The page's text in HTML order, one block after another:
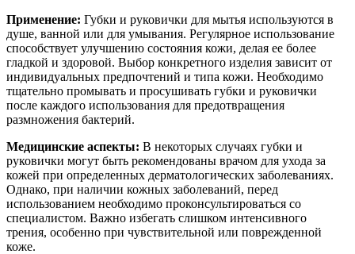
Применение: Губки и руковички для мытья используются в
душе, ванной или для умывания. Регулярное использование
способствует улучшению состояния кожи, делая ее более
гладкой и здоровой. Выбор конкретного изделия зависит от
индивидуальных предпочтений и типа кожи. Необходимо
тщательно промывать и просушивать губки и руковички
после каждого использования для предотвращения
размножения бактерий.
Медицинские аспекты: В некоторых случаях губки и
руковички могут быть рекомендованы врачом для ухода за
кожей при определенных дерматологических заболеваниях.
Однако, при наличии кожных заболеваний, перед
использованием необходимо проконсультироваться со
специалистом. Важно избегать слишком интенсивного
трения, особенно при чувствительной или поврежденной
коже.